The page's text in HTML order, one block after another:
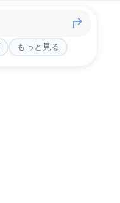
もっと見る